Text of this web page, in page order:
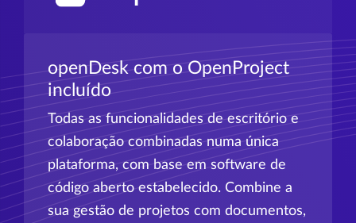
openDesk com o OpenProject
incluído
Todas as funcionalidades de escritório e
colaboração combinadas numa única
plataforma, com base em software de
código aberto estabelecido. Combine a
sua gestão de projetos com documentos,